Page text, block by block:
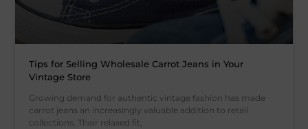
Tips for Selling Wholesale Carrot Jeans in Your
Vintage Store
Growing demand for authentic vintage fashion has made
carrot jeans an increasingly valuable addition to retail
collections. Their relaxed fit,